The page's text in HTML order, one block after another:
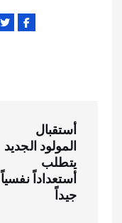
ص
أستقبال
المولود الجديد
يتطلب
أستعداداً نفسياً
جيداً